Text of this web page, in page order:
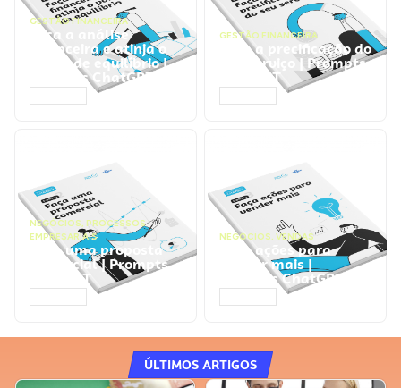
GESTÃO FINANCEIRA
Faça a análise
financeira e atinja o
ponto de equilíbrio |
Prompts ChatGPT
GESTÃO FINANCEIRA
Faça a precificação do
seu serviço | Prompts
ChatGPT
NEGÓCIOS, PROCESSOS
EMPRESARIAIS
Faça uma proposta
comercial | Prompts
ChatGPT
NEGÓCIOS, VENDAS
Faça ações para
vender mais |
Prompts ChatGPT
ÚLTIMOS ARTIGOS